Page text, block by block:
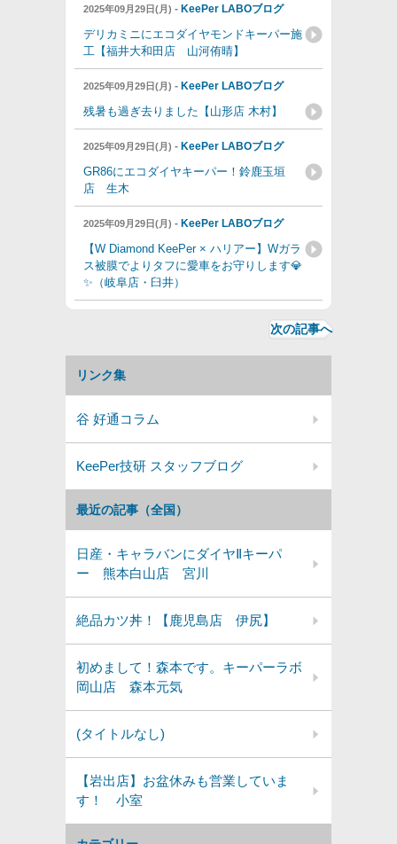
2025年09月29日(月) - KeePer LABOブログ
デリカミニにエコダイヤモンドキーパー施
工【福井大和田店 山河侑晴】
2025年09月29日(月) - KeePer LABOブログ
残暑も過ぎ去りました【山形店 木村】
2025年09月29日(月) - KeePer LABOブログ
GR86にエコダイヤキーパー！鈴鹿玉垣
店 生木
2025年09月29日(月) - KeePer LABOブログ
【W Diamond KeePer × ハリアー】Wガラ
ス被膜でよりタフに愛車をお守りします💎
✨（岐阜店・臼井）
次の記事へ
最近の記事（全国）
日産・キャラバンにダイヤⅡキーパ
ー 熊本白山店 宮川
絶品カツ丼！【鹿児島店 伊尻】
初めまして！森本です。キーパーラボ
岡山店 森本元気
(タイトルなし)
【岩出店】お盆休みも営業していま
す！ 小室
リンク集
谷 好通コラム
KeePer技研 スタッフブログ